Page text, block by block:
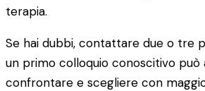
terapia.
Se hai dubbi, contattare due o tre
un primo colloquio conoscitivo può
confrontare e scegliere con